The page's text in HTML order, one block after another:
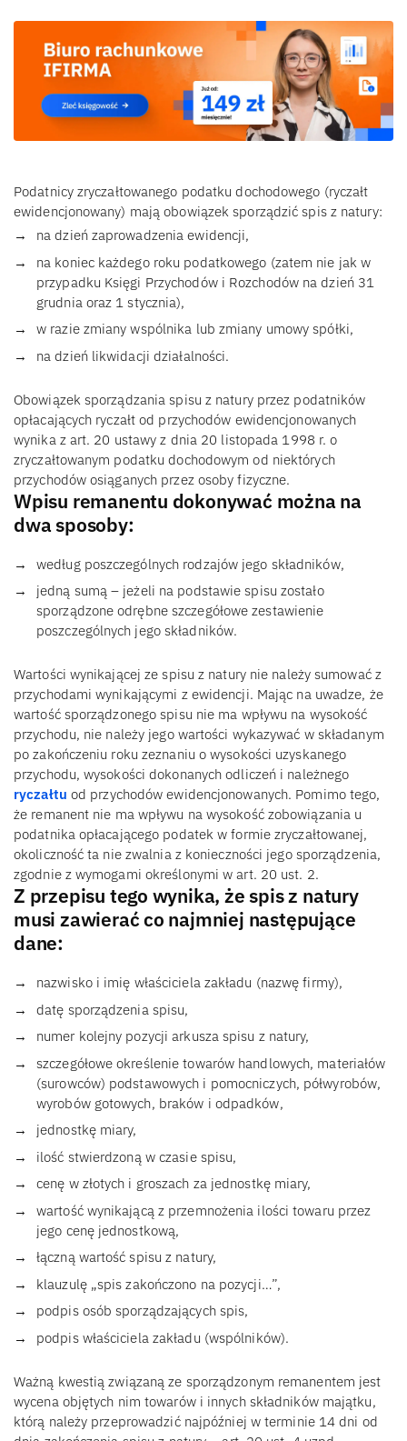
Podatnicy zryczałtowanego podatku dochodowego (ryczałt
ewidencjonowany) mają obowiązek sporządzić spis z natury:
na dzień zaprowadzenia ewidencji,
na koniec każdego roku podatkowego (zatem nie jak w
przypadku Księgi Przychodów i Rozchodów na dzień 31
grudnia oraz 1 stycznia),
w razie zmiany wspólnika lub zmiany umowy spółki,
na dzień likwidacji działalności.
Obowiązek sporządzania spisu z natury przez podatników
opłacających ryczałt od przychodów ewidencjonowanych
wynika z art. 20 ustawy z dnia 20 listopada 1998 r. o
zryczałtowanym podatku dochodowym od niektórych
przychodów osiąganych przez osoby fizyczne.
Wpisu remanentu dokonywać można na
dwa sposoby:
według poszczególnych rodzajów jego składników,
jedną sumą – jeżeli na podstawie spisu zostało
sporządzone odrębne szczegółowe zestawienie
poszczególnych jego składników.
Wartości wynikającej ze spisu z natury nie należy sumować z
przychodami wynikającymi z ewidencji. Mając na uwadze, że
wartość sporządzonego spisu nie ma wpływu na wysokość
przychodu, nie należy jego wartości wykazywać w składanym
po zakończeniu roku zeznaniu o wysokości uzyskanego
przychodu, wysokości dokonanych odliczeń i należnego
ryczałtu od przychodów ewidencjonowanych. Pomimo tego,
że remanent nie ma wpływu na wysokość zobowiązania u
podatnika opłacającego podatek w formie zryczałtowanej,
okoliczność ta nie zwalnia z konieczności jego sporządzenia,
zgodnie z wymogami określonymi w art. 20 ust. 2.
Z przepisu tego wynika, że spis z natury
musi zawierać co najmniej następujące
dane:
nazwisko i imię właściciela zakładu (nazwę firmy),
datę sporządzenia spisu,
numer kolejny pozycji arkusza spisu z natury,
szczegółowe określenie towarów handlowych, materiałów
(surowców) podstawowych i pomocniczych, półwyrobów,
wyrobów gotowych, braków i odpadków,
jednostkę miary,
ilość stwierdzoną w czasie spisu,
cenę w złotych i groszach za jednostkę miary,
wartość wynikającą z przemnożenia ilości towaru przez
jego cenę jednostkową,
łączną wartość spisu z natury,
klauzulę „spis zakończono na pozycji…”,
podpis osób sporządzających spis,
podpis właściciela zakładu (wspólników).
Ważną kwestią związaną ze sporządzonym remanentem jest
wycena objętych nim towarów i innych składników majątku,
którą należy przeprowadzić najpóźniej w terminie 14 dni od